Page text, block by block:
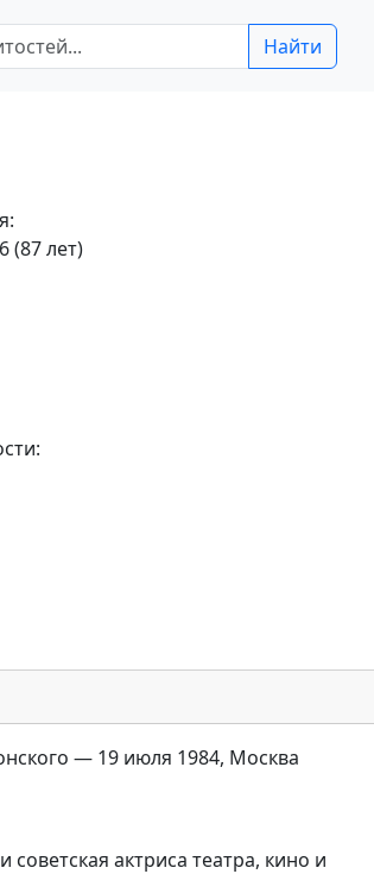
Найти
(87 лет)
— 19 июля 1984, Москва
актриса театра, кино и